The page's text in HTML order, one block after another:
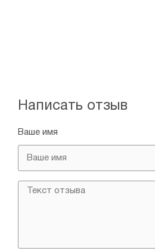
Написать отзыв
Ваше имя